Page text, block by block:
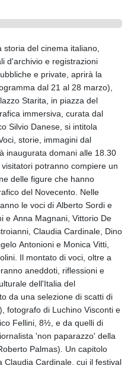
del cinema italiano,
d'archivio e registrazioni
e private, aprirà la
dal 21 al 28 marzo),
Starita, in piazza del
immersiva, curata dal
Silvio Danese, si intitola
storie, immagini dal
inaugurata domani alle 18.30
potranno compiere un
delle figure che hanno
del Novecento. Nelle
le voci di Alberto Sordi e
e Anna Magnani, Vittorio De
Claudia Cardinale, Dino
Antonioni e Monica Vitti,
Il montato di voci, oltre a
aneddoti, riflessioni e
dell'Italia del
da una selezione di scatti di
fotografo di Luchino Visconti e
Fellini, 8½, e da quelli di
'non paparazzo' della
Palmas). Un capitolo
Claudia Cardinale, cui il festival